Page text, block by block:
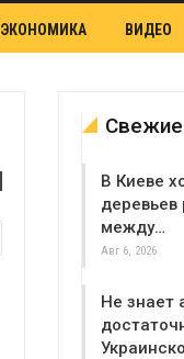
ЭКОНОМИКА ВИДЕО
В Киеве
деревьев
между…
Авг 6, 2026
Не знает